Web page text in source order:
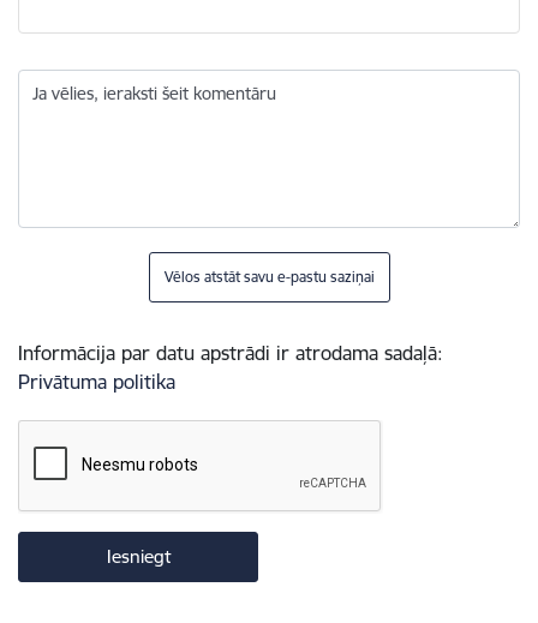
Ja vēlies, ieraksti šeit komentāru
Vēlos atstāt savu e-pastu saziņai
Informācija par datu apstrādi ir atrodama sadaļā:
Privātuma politika